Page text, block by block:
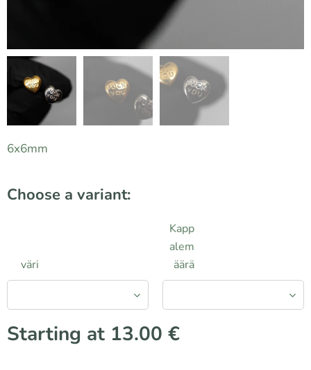
6x6mm
Choose a variant:
väri
Kapp
alem
äärä
Starting at 13.00 €